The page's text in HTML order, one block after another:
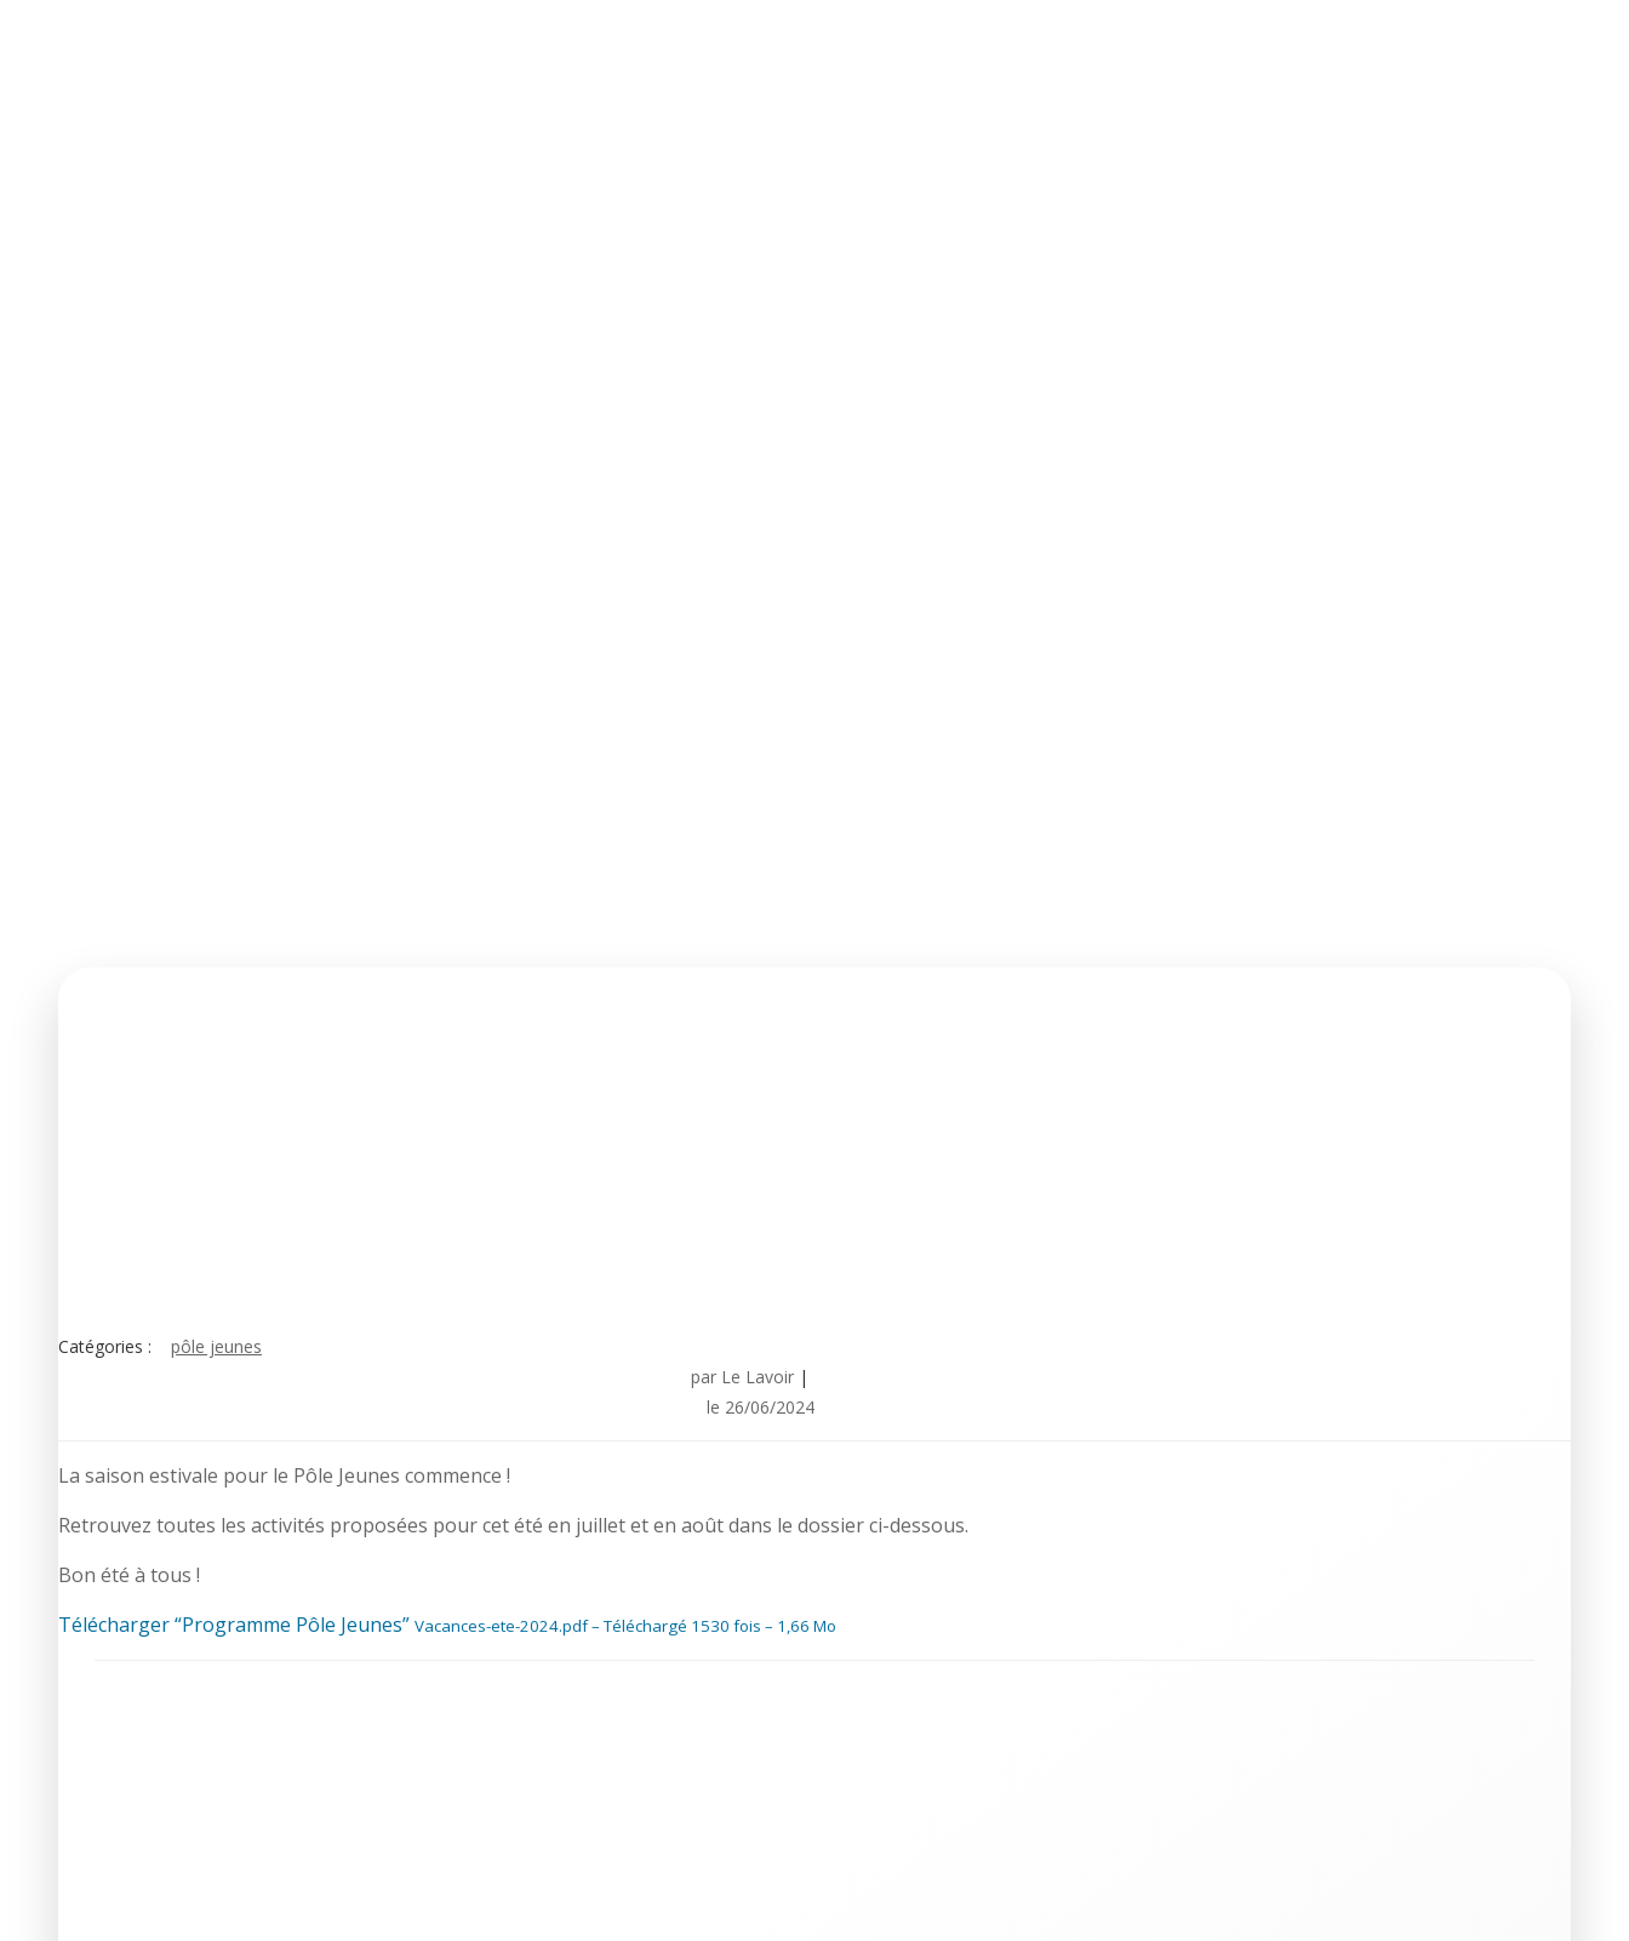
Catégories :
pôle jeunes
par Le Lavoir |
le 26/06/2024
La saison estivale pour le Pôle Jeunes commence !
Retrouvez toutes les activités proposées pour cet été en juillet et en août dans le dossier ci-dessous.
Bon été à tous !
Télécharger “Programme Pôle Jeunes” Vacances-ete-2024.pdf – Téléchargé 1530 fois – 1,66 Mo